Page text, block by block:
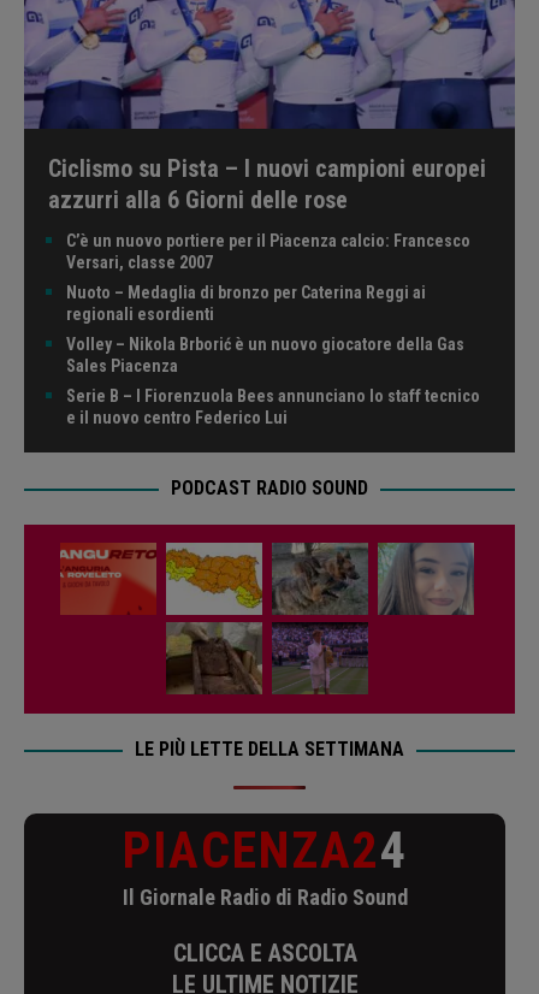
Ciclismo su Pista – I nuovi campioni europei
azzurri alla 6 Giorni delle rose
C’è un nuovo portiere per il Piacenza calcio: Francesco
Versari, classe 2007
Nuoto – Medaglia di bronzo per Caterina Reggi ai
regionali esordienti
Volley – Nikola Brborić è un nuovo giocatore della Gas
Sales Piacenza
Serie B – I Fiorenzuola Bees annunciano lo staff tecnico
e il nuovo centro Federico Lui
PODCAST RADIO SOUND
LE PIÙ LETTE DELLA SETTIMANA
PIACENZA24
Il Giornale Radio di Radio Sound
CLICCA E ASCOLTA
LE ULTIME NOTIZIE